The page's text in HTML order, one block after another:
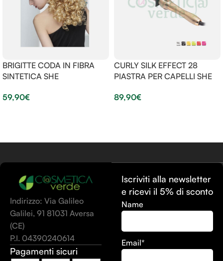
BRIGITTE CODA IN FIBRA
SINTETICA SHE
59,90€
CURLY SILK EFFECT 28
PIASTRA PER CAPELLI SHE
89,90€
Indirizzo: Via Galileo
Galilei, 91 81031 Aversa
(CE)
P.I. 04390240614
Pagamenti sicuri
Iscriviti alla newsletter
e ricevi il 5% di sconto
Name
Email*